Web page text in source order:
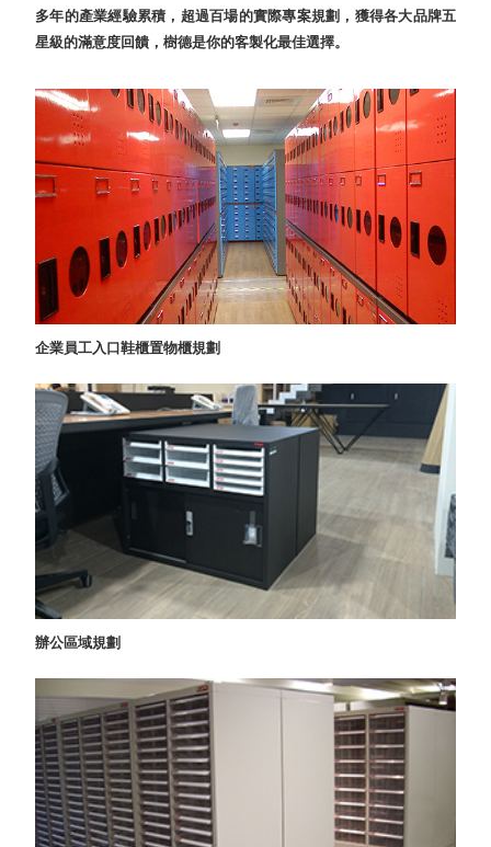
收纳整理手
提盒TB
收纳整理玲
瓏盒PC
分格收納整
理盒（小集
盒）SO
收纳整理加
購配件
樹德小物
推車
收纳整理分
類盒FO
收納整理糖
折疊桌FT
納盒
綠時尚聯名
提籃系列LV
HF 摺疊購
物車
Office
打
造
秘
密
基
地 !
車
庫
變
身
成
工
作
空
間
多功
能工
作
桌，
夢想
的起
點
工作
室必
備，
移動
納
樹德聯
名企劃
｜ 跨界
多年的產業經驗累積，超過百場的實際專案規劃，獲得各大品牌五
星級的滿意度回饋，樹德是你的客製化最佳選擇。
企業員工入口鞋櫃置物櫃規劃
辦公區域規劃